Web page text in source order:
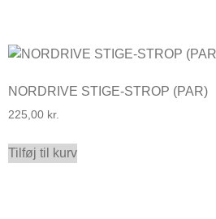
NORDRIVE STIGE-STROP (PAR)
225,00 kr.
Tilføj til kurv